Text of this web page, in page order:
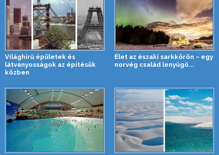
Világhírű épületek és
látványosságok az építésük
közben
Élet az északi sarkkörön – egy
norvég család lenyűgö...